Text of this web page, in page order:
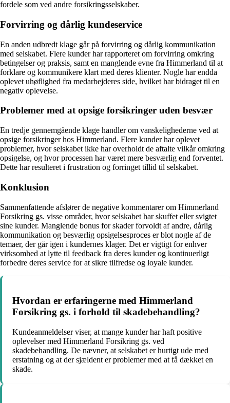
fordele som ved andre forsikringsselskaber.
Forvirring og dårlig kundeservice
En anden udbredt klage går på forvirring og dårlig kommunikation
med selskabet. Flere kunder har rapporteret om forvirring omkring
betingelser og praksis, samt en manglende evne fra Himmerland til at
forklare og kommunikere klart med deres klienter. Nogle har endda
oplevet uhøflighed fra medarbejderes side, hvilket har bidraget til en
negativ oplevelse.
Problemer med at opsige forsikringer uden besvær
En tredje gennemgående klage handler om vanskelighederne ved at
opsige forsikringer hos Himmerland. Flere kunder har oplevet
problemer, hvor selskabet ikke har overholdt de aftalte vilkår omkring
opsigelse, og hvor processen har været mere besværlig end forventet.
Dette har resulteret i frustration og forringet tillid til selskabet.
Konklusion
Sammenfattende afslører de negative kommentarer om Himmerland
Forsikring gs. visse områder, hvor selskabet har skuffet eller svigtet
sine kunder. Manglende bonus for skader forvoldt af andre, dårlig
kommunikation og besværlig opsigelsesproces er blot nogle af de
temaer, der går igen i kundernes klager. Det er vigtigt for enhver
virksomhed at lytte til feedback fra deres kunder og kontinuerligt
forbedre deres service for at sikre tilfredse og loyale kunder.
Hvordan er erfaringerne med Himmerland
Forsikring gs. i forhold til skadebehandling?
Kundeanmeldelser viser, at mange kunder har haft positive
oplevelser med Himmerland Forsikring gs. ved
skadebehandling. De nævner, at selskabet er hurtigt ude med
erstatning og at der sjældent er problemer med at få dækket en
skade.